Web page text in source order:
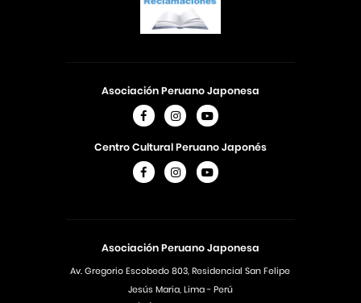
Asociación Peruano Japonesa
Av. Gregorio Escobedo 803, Residencial San Felipe
Jesús Maria, Lima - Perú
Asociación Peruano Japonesa
Centro Cultural Peruano Japonés